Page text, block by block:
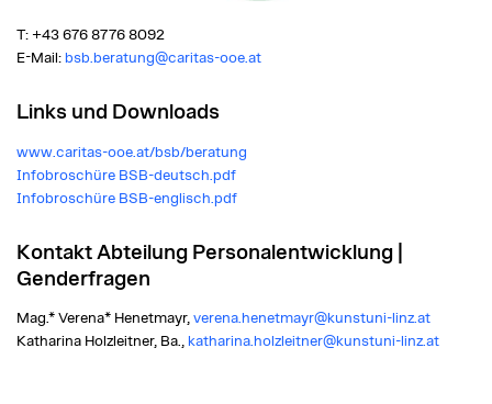
T: +43 676 8776 8092
E-Mail: bsb.beratung@caritas-ooe.at
Links und Downloads
www.caritas-ooe.at/bsb/beratung
Infobroschüre BSB-deutsch.pdf
Infobroschüre BSB-englisch.pdf
Kontakt Abteilung Personalentwicklung |
Genderfragen
Mag.* Verena* Henetmayr, verena.henetmayr@kunstuni-linz.at
Katharina Holzleitner, Ba., katharina.holzleitner@kunstuni-linz.at